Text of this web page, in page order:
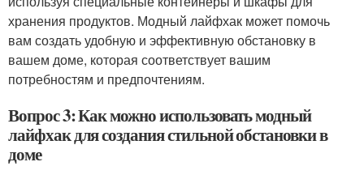
хранения продуктов. Модный лайфхак может помочь
вам создать удобную и эффективную обстановку в
вашем доме, которая соответствует вашим
потребностям и предпочтениям.
Вопрос 3: Как можно использовать модный
лайфхак для создания стильной обстановки в
доме